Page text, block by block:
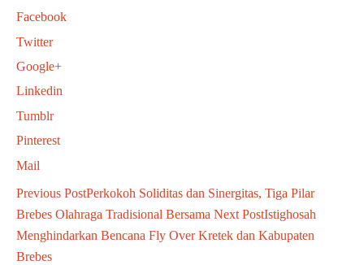
Facebook
Twitter
Google+
Linkedin
Tumblr
Pinterest
Mail
Previous PostPerkokoh Soliditas dan Sinergitas, Tiga Pilar
Brebes Olahraga Tradisional Bersama Next PostIstighosah
Menghindarkan Bencana Fly Over Kretek dan Kabupaten
Brebes